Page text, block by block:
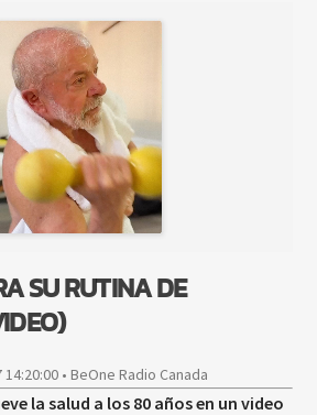
DJ MIX
12:00 AM
SU RUTINA DE
• BeOne Radio Canada
la salud a los 80 años en un video